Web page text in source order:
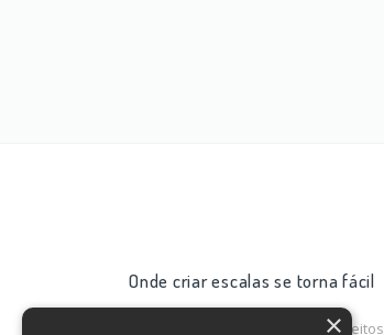
Onde criar escalas se torna fácil
Todos os direitos
×